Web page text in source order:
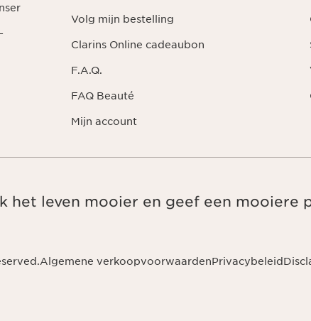
Volg mijn bestelling
Clarins Online cadeaubon
F.A.Q.
FAQ Beauté
Mijn account
het leven mooier en geef een mooiere
Algemene verkoopvoorwaardenPrivacybeleid